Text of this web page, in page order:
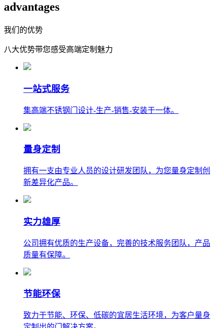
advantages
我们的优势
八大优势带您感受高端定制魅力
一站式服务
集高端不锈钢门设计-生产-销售-安装于一体。
量身定制
拥有一支由专业人员的设计研发团队，为您量身定制创
新差异化产品。
实力雄厚
公司拥有优质的生产设备，完善的技术服务团队，产品
质量有保障。
节能环保
致力于节能、环保、低碳的宜居生活环境，为客户量身